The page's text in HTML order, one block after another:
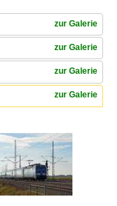
zur Galerie
zur Galerie
zur Galerie
zur Galerie